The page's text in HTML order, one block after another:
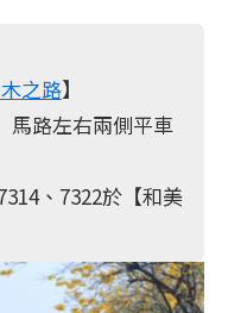
之路】
馬路左右兩側平車
、7322於【和美